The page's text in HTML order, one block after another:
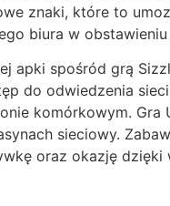
znaki, które to
biura w
apki spośród grą
do odwiedzenia
komórkowym.
sieciowy.
oraz okazję